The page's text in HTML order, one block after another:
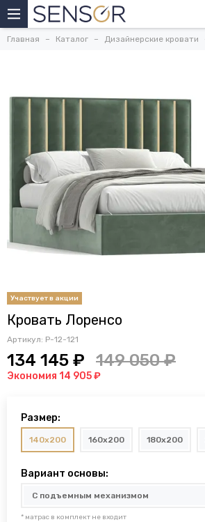
Главная Каталог Дизайнерские кровати
Кровать Лоренсо
Артикул: P-12-121
134 145 ₽ 149 050 ₽
Экономия 14 905 ₽
Размер:
140x200 160x200 180x200
Вариант основы:
* матрас в комплект не входит